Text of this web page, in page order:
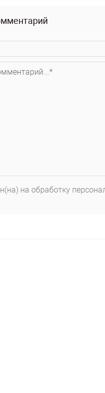
на обработку